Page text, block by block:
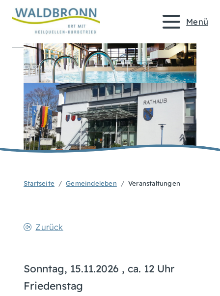
Menü
Startseite Gemeindeleben Veranstaltungen
Zurück
Sonntag, 15.11.2026 , ca. 12 Uhr
Friedenstag